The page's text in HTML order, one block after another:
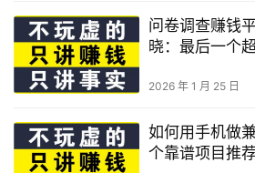
问卷调查赚钱
晓：最后一个
2026 年 1 月 25 日
如何用手机做
个靠谱项目推